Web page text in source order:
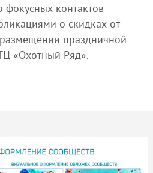
фокусных контактов
о скидках от
праздничной
«Охотный Ряд».